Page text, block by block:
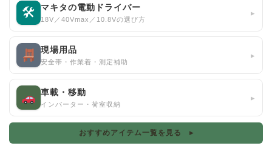
🛠 マキタの電動ドライバー
18V／40Vmax／10.8Vの選び方
▸
現場用品
安全帯・作業着・測定補助
▸
車載・移動
インバーター・荷室収納
▸
おすすめアイテム一覧を見る ▸